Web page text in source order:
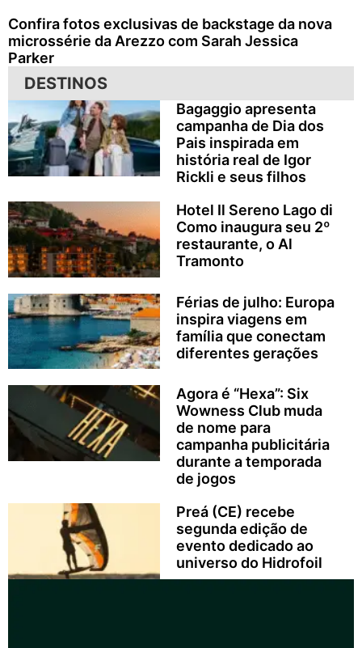
Confira fotos exclusivas de backstage da nova
microssérie da Arezzo com Sarah Jessica
Parker
DESTINOS
Bagaggio apresenta
campanha de Dia dos
Pais inspirada em
história real de Igor
Rickli e seus filhos
Hotel Il Sereno Lago di
Como inaugura seu 2º
restaurante, o Al
Tramonto
Férias de julho: Europa
inspira viagens em
família que conectam
diferentes gerações
Agora é “Hexa”: Six
Wowness Club muda
de nome para
campanha publicitária
durante a temporada
de jogos
Preá (CE) recebe
segunda edição de
evento dedicado ao
universo do Hidrofoil